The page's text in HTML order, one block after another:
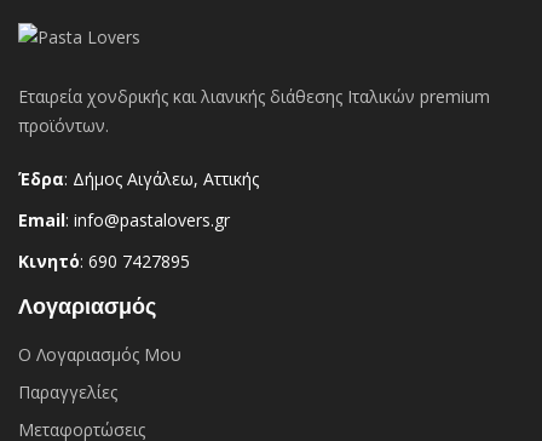
Εταιρεία χονδρικής και λιανικής διάθεσης Ιταλικών premium
προϊόντων.
Έδρα: Δήμος Αιγάλεω, Αττικής
Email: info@pastalovers.gr
Κινητό: 690 7427895
Λογαριασμός
Ο Λογαριασμός Μου
Παραγγελίες
Μεταφορτώσεις